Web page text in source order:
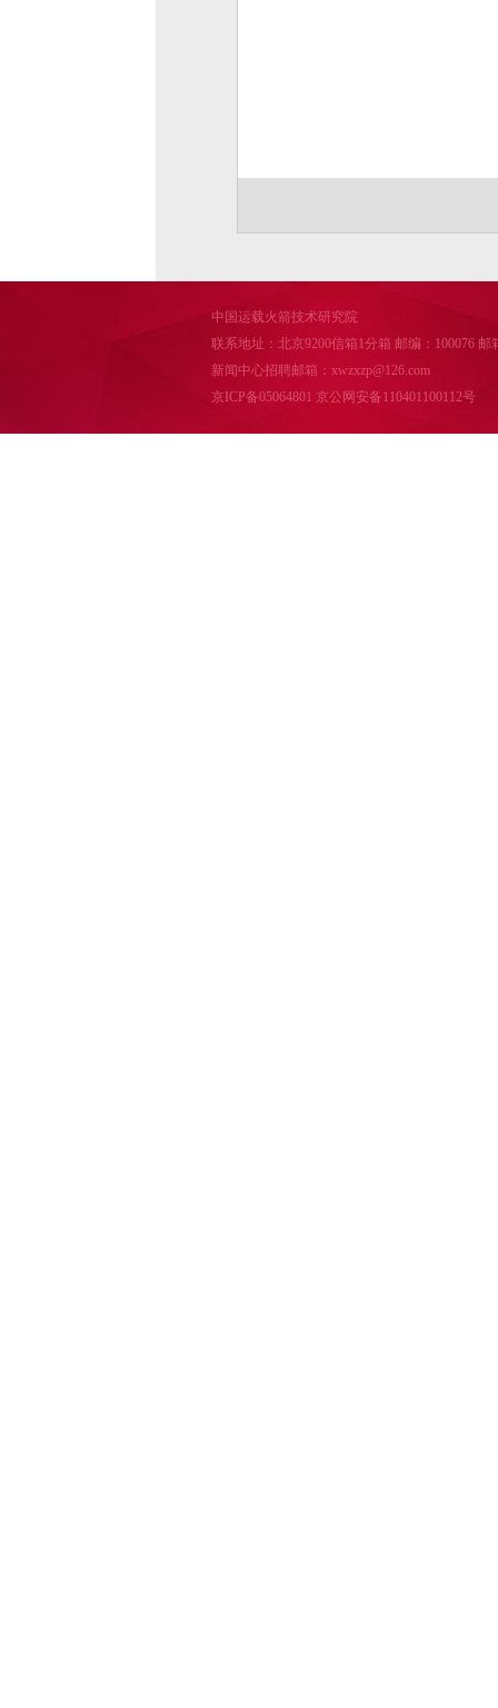
中国运载火箭技术研究院
联系地址：北京9200信箱1分箱 邮编：100076 邮
新闻中心招聘邮箱：xwzxzp@126.com
京ICP备05064801 京公网安备110401100112号